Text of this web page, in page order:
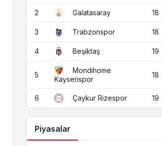
2 Galatasaray 18
3 Trabzonspor 18
4 Beşiktaş 19
5
Mondihome
Kayserispor
18
6 Çaykur Rizespor 19
Piyasalar